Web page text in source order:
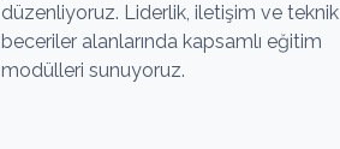
düzenliyoruz. Liderlik, iletişim ve teknik
beceriler alanlarında kapsamlı eğitim
modülleri sunuyoruz.